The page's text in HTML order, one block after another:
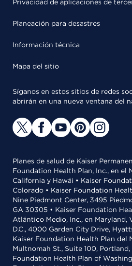
Privacidad de aplicaciones de
Planeación para desastres
Información técnica
Mapa del sitio
Síganos en estos sitios de redes
abrirán en una nueva ventana del
Planes de salud de Kaiser
Foundation Health Plan, Inc., en el
California y Hawái • Kaiser
Colorado • Kaiser Foundation
Nine Piedmont Center, 3495
GA 30305 • Kaiser Foundation
Atlántico Medio, Inc., en Maryland,
D.C., 4000 Garden City Drive,
Kaiser Foundation Health Plan del
Multnomah St., Suite 100, Portland,
Foundation Health Plan of